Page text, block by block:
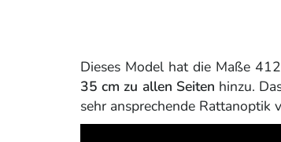
Dieses Model hat die Maße
35 cm zu allen Seiten hinzu.
sehr ansprechende Rattanoptik